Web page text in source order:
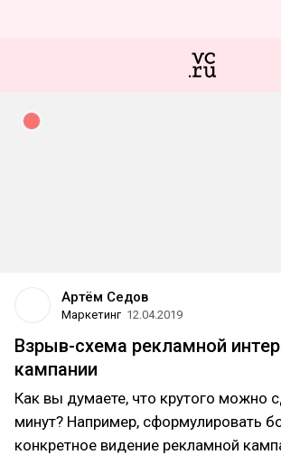
Артём Седов
Маркетинг 12.04.2019
Взрыв-схема рекламной
кампании
Как вы думаете, что крутого можно
минут? Например, сформулировать
конкретное видение рекламной